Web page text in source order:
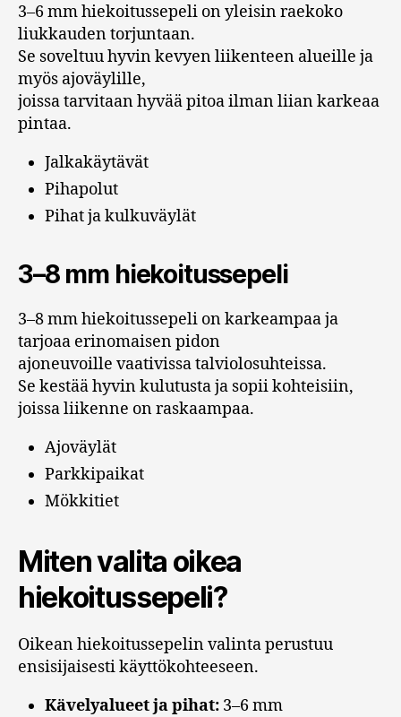
3–6 mm hiekoitussepeli on yleisin raekoko
liukkauden torjuntaan.
Se soveltuu hyvin kevyen liikenteen alueille ja
myös ajoväylille,
joissa tarvitaan hyvää pitoa ilman liian karkeaa
pintaa.
Jalkakäytävät
Pihapolut
Pihat ja kulkuväylät
3–8 mm hiekoitussepeli
3–8 mm hiekoitussepeli on karkeampaa ja
tarjoaa erinomaisen pidon
ajoneuvoille vaativissa talviolosuhteissa.
Se kestää hyvin kulutusta ja sopii kohteisiin,
joissa liikenne on raskaampaa.
Ajoväylät
Parkkipaikat
Mökkitiet
Miten valita oikea
hiekoitussepeli?
Oikean hiekoitussepelin valinta perustuu
ensisijaisesti käyttökohteeseen.
Kävelyalueet ja pihat: 3–6 mm